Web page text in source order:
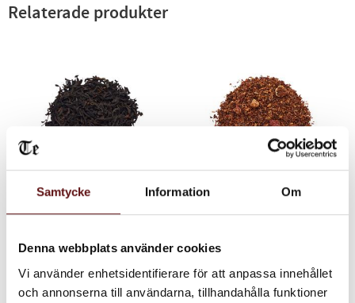
Samtycke Information Om
Denna webbplats använder cookies
Vi använder enhetsidentifierare för att anpassa innehållet
och annonserna till användarna, tillhandahålla funktioner
Relaterade produkter
Earl Grey Cream,
Earl Grey, bergamott och
70
Jordgubbe Vanilj,
Ett roooibos te med jordgubbe
75